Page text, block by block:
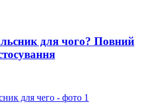
для чого? Повний